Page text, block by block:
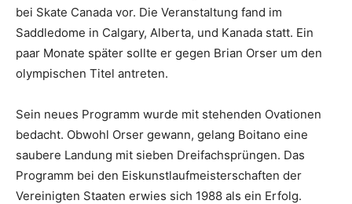
bei Skate Canada vor. Die Veranstaltung fand im
Saddledome in Calgary, Alberta, und Kanada statt. Ein
paar Monate später sollte er gegen Brian Orser um den
olympischen Titel antreten.
Sein neues Programm wurde mit stehenden Ovationen
bedacht. Obwohl Orser gewann, gelang Boitano eine
saubere Landung mit sieben Dreifachsprüngen. Das
Programm bei den Eiskunstlaufmeisterschaften der
Vereinigten Staaten erwies sich 1988 als ein Erfolg.